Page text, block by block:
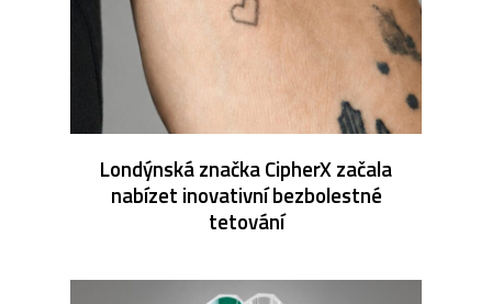
Londýnská značka CipherX začala
nabízet inovativní bezbolestné
tetování